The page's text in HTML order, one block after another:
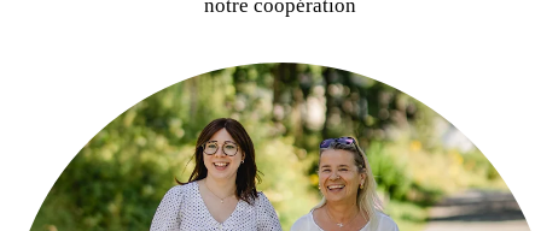
notre coopération